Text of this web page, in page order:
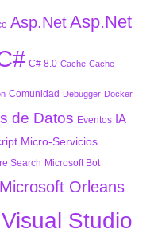
Asp.Net Asp.Net
C# 8.0 Cache Cache
Comunidad Debugger Docker
de Datos Eventos IA
Micro-Servicios
Search Microsoft Bot
Microsoft Orleans
Visual Studio